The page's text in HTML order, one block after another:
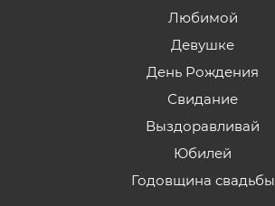
Любимой
Девушке
День Рождения
Свидание
Выздоравливай
Юбилей
Годовщина свадьбы